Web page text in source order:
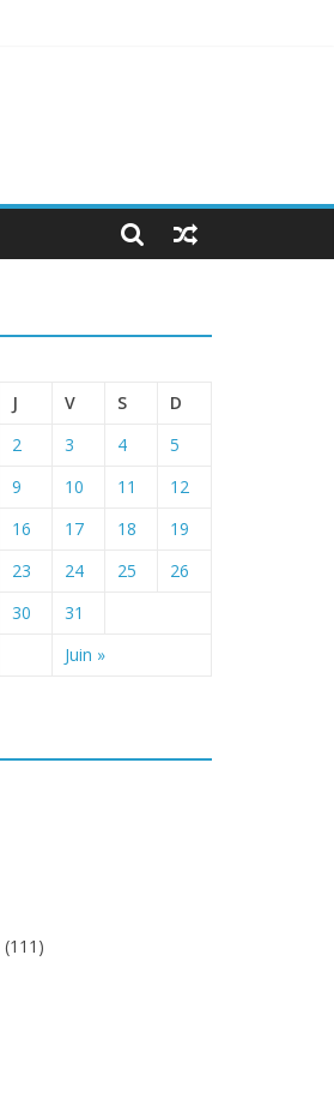
J V S D
Juin »
2 3 4
5
9 10 11
12
16 17 18
19
23 24 25
26
30 31
(111)